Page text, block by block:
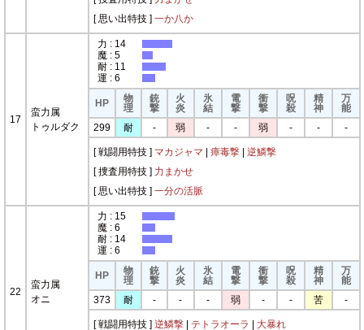
[ 思い出特技 ] 一か八か
17
蛮力属
トゥルダク
力 : 14
魔 : 5
耐 : 11
運 : 6
HP
物
理
銃
撃
火
炎
氷
結
電
撃
衝
撃
呪
殺
精
神
万
能
299
耐 - 弱 - - 弱 - - -
[ 戦闘用特技 ] マカジャマ 瘴毒撃| 逆鱗撃
[ 捜査用特技 ] 力まかせ
[ 思い出特技 ] 一分の活脈
22
蛮力属
オニ
力 : 15
魔 : 6
耐 : 14
運 : 6
HP
物
理
銃
撃
火
炎
氷
結
電
撃
衝
撃
呪
殺
精
神
万
能
373
耐 - - - 弱 - - 苦 -
[ 戦闘用特技 ] 逆鱗撃| テトラオーラ
大暴れ